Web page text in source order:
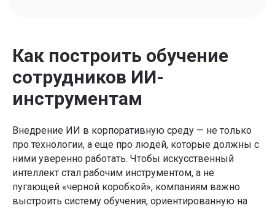
Как построить обучение
сотрудников ИИ-
инструментам
Внедрение ИИ в корпоративную среду — не только
про технологии, а еще про людей, которые должны с
ними уверенно работать. Чтобы искусственный
интеллект стал рабочим инструментом, а не
пугающей «черной коробкой», компаниям важно
выстроить систему обучения, ориентированную на